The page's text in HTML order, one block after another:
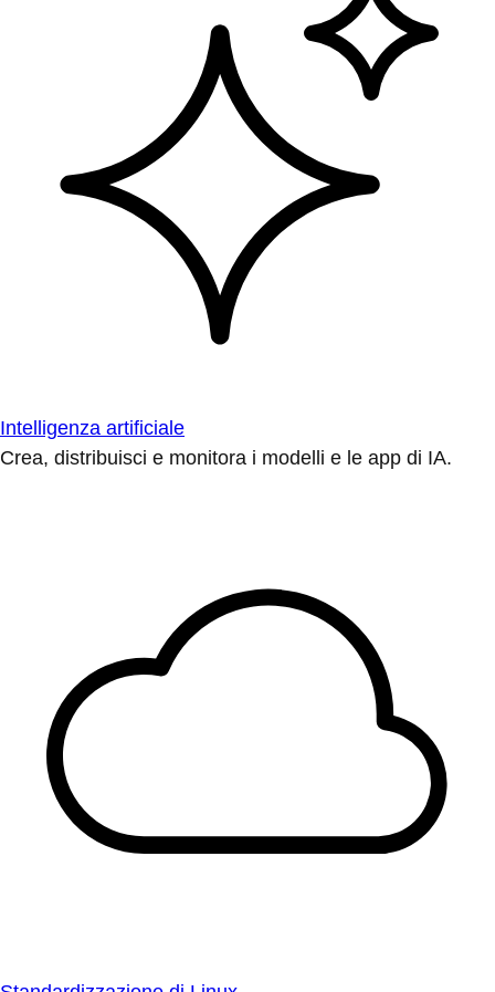
Intelligenza artificiale
Crea, distribuisci e monitora i modelli e le app di IA.